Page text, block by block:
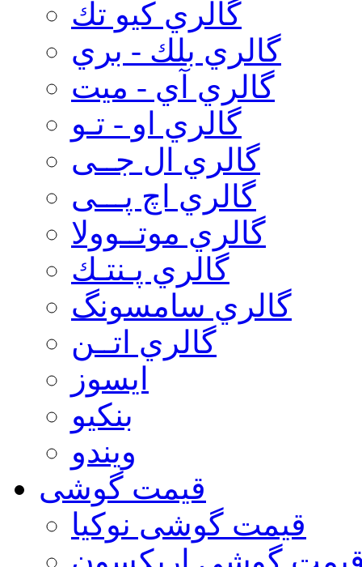
گالري كيو تك
گالري بلك - بري
گالري آي - ميت
گالري او - تـو
گالري ال جــی
گالري اچ پـــی
گالري موتــوولا
گالري پـنتـك
گالري سامسونگ
گالري اتــن
ایسوز
بنکیو
ویندو
قیمت گوشی
قیمت گوشی نوكيا